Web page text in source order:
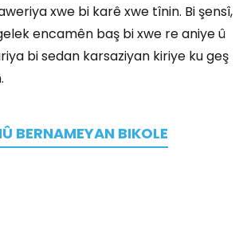
xwe bi karê xwe tînin. Bi şensî,
encamên baş bi xwe re aniye û
bi sedan karsaziyan kiriye ku geş
BERNAMEYAN BIKOLE